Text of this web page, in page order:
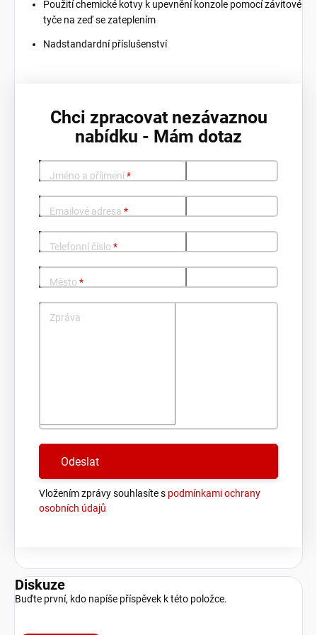
Použití chemické kotvy k upevnění konzole pomocí závitové
tyče na zeď se zateplením
Nadstandardní příslušenství
Chci zpracovat nezávaznou
nabídku - Mám dotaz
Jméno a příjmení*
Emailové adresa *
Telefonní číslo *
Město *
Zpráva
Vložením zprávy souhlasíte s podmínkami ochrany
osobních údajů
Diskuze
Buďte první, kdo napíše příspěvek k této položce.